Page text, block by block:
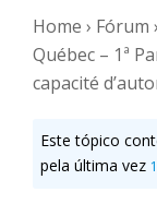
Home › Fórum ›
Québec – 1ª
capacité
Este tópico
pela última vez